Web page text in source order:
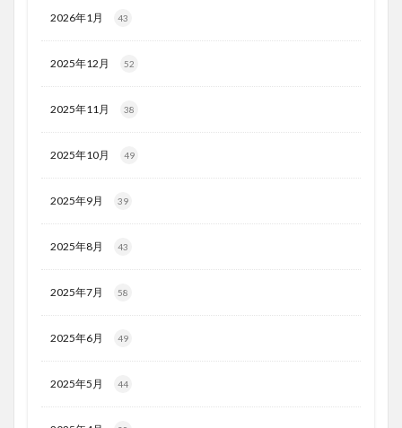
2026年1月 43
2025年12月 52
2025年11月 38
2025年10月 49
2025年9月 39
2025年8月 43
2025年7月 58
2025年6月 49
2025年5月 44